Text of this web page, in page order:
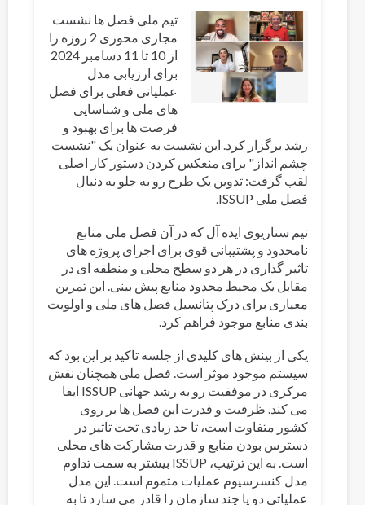
تیم ملی فصل ها نشست
مجازی محوری 2 روزه را
از 10 تا 11 دسامبر 2024
برای ارزیابی مدل
عملیاتی فعلی برای فصل
های ملی و شناسایی
فرصت ها برای بهبود و
رشد برگزار کرد. این نشست به عنوان یک "نشست
چشم انداز" برای منعکس کردن دستور کار اصلی
لقب گرفت: تدوین یک طرح رو به جلو به دنبال
فصل ملی ISSUP.
تیم سناریوی ایده آل که در آن فصل ملی منابع
نامحدود و پشتیبانی قوی برای اجرای پروژه های
تاثیر گذاری در هر دو سطح محلی و منطقه ای در
مقابل یک محیط محدود منابع پیش بینی. این تمرین
معیاری برای درک پتانسیل فصل های ملی و اولویت
بندی منابع موجود فراهم کرد.
یکی از بینش های کلیدی از جلسه تاکید بر این بود که
سیستم موجود موثر است. فصل ملی همچنان نقش
مرکزی در موفقیت رو به رشد جهانی ISSUP ایفا
می کند. ظرفیت و قدرت این فصل ها بر روی
کشور متفاوت است، تا حد زیادی تحت تاثیر در
دسترس بودن منابع و قدرت مشارکت های محلی
است. به این ترتیب، ISSUP بیشتر به سمت تداوم
مدل کنسرسیوم عملیات متموم است. این مدل
عملیاتی دو یا چند سازمان را قادر می سازد تا به